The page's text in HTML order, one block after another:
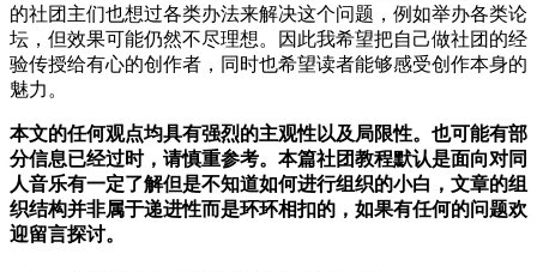
的社团主们也想过各类办法来解决这个问题，例如举办各类论
坛，但效果可能仍然不尽理想。因此我希望把自己做社团的经
验传授给有心的创作者，同时也希望读者能够感受创作本身的
魅力。
本文的任何观点均具有强烈的主观性以及局限性。也可能有部
分信息已经过时，请慎重参考。本篇社团教程默认是面向对同
人音乐有一定了解但是不知道如何进行组织的小白，文章的组
织结构并非属于递进性而是环环相扣的，如果有任何的问题欢
迎留言探讨。